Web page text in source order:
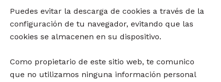
Puedes evitar la descarga de cookies a través de la
configuración de tu navegador, evitando que las
cookies se almacenen en su dispositivo.
Como propietario de este sitio web, te comunico
que no utilizamos ninguna información personal